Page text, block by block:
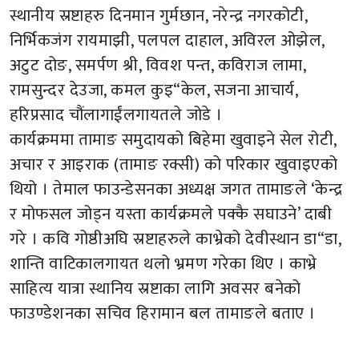
स्थानीय स्रष्टाहरु दिनमान गुर्मछान, नरेन्द्र नगरकोटी,
निर्भिकजंग रायमाझी, पलपल दाहाल, अविरल ओझेल,
अटुट दोङ, समर्पण श्री, विवश पन्त, कविराज लामा,
रामसुन्दर देउजा, कमल कुइ“केल, सजना आचार्य,
हरिप्रसाद चौंलागाईंलगायतले जोडे ।
कार्यक्रममा तामाङ समुदायको बिहेमा खुवाइने सेल रोटी,
अचार र आइराक (तामाङ रक्सी) को परिकार खुवाइएको
थियो । तेमाल फाउन्डेसनका अध्यक्ष जगत तामाङले ‘केन्द्र
र मोफसल जोड्न यस्ता कार्यक्रमले पक्कै सघाउने’ दाबी
गरे । कवि गोष्ठीअघि स्रष्टाहरुले काभ्रेको देवीस्थान डा“डा,
शान्ति वाटिकालगायत थलो भ्रमण गरेका थिए । काभ्रे
साहित्य यात्रा स्थानिय स्रष्टाका लागि अवसर बनेको
फाउण्डेशनका सचिव हिरामान बल तामाङले बताए ।